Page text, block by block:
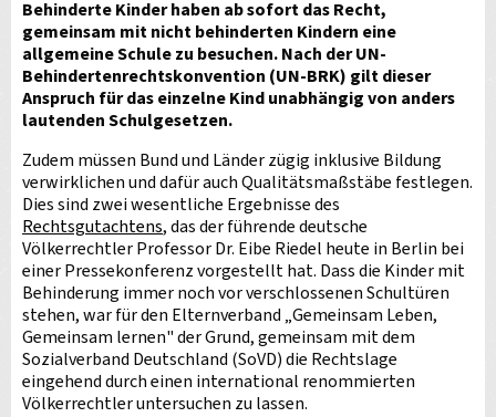
Behinderte Kinder haben ab sofort das Recht,
gemeinsam mit nicht behinderten Kindern eine
allgemeine Schule zu besuchen. Nach der UN-
Behindertenrechtskonvention (UN-BRK) gilt dieser
Anspruch für das einzelne Kind unabhängig von anders
lautenden Schulgesetzen.
Zudem müssen Bund und Länder zügig inklusive Bildung
verwirklichen und dafür auch Qualitätsmaßstäbe festlegen.
Dies sind zwei wesentliche Ergebnisse des
Rechtsgutachtens, das der führende deutsche
Völkerrechtler Professor Dr. Eibe Riedel heute in Berlin bei
einer Pressekonferenz vorgestellt hat. Dass die Kinder mit
Behinderung immer noch vor verschlossenen Schultüren
stehen, war für den Elternverband „Gemeinsam Leben,
Gemeinsam lernen" der Grund, gemeinsam mit dem
Sozialverband Deutschland (SoVD) die Rechtslage
eingehend durch einen international renommierten
Völkerrechtler untersuchen zu lassen.